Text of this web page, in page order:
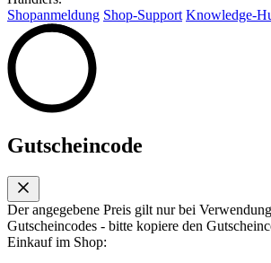
Shopanmeldung Shop-Support Knowledge-
Gutscheincode
Der angegebene Preis gilt nur bei
Gutscheincodes - bitte kopiere den
Einkauf im Shop: